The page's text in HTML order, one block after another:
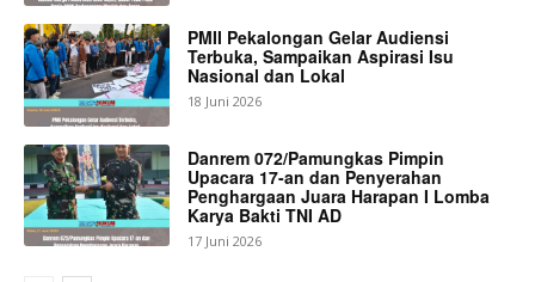
PMII Pekalongan Gelar Audiensi
Terbuka, Sampaikan Aspirasi Isu
Nasional dan Lokal
18 Juni 2026
Danrem 072/Pamungkas Pimpin
Upacara 17-an dan Penyerahan
Penghargaan Juara Harapan I Lomba
Karya Bakti TNI AD
17 Juni 2026